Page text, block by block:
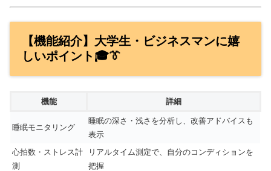
【機能紹介】大学生・ビジネスマンに嬉
しいポイント🎓👔
機能 詳細
睡眠モニタリング
睡眠の深さ・浅さを分析し、改善アドバイスも
表示
心拍数・ストレス計
測
リアルタイム測定で、自分のコンディションを
把握